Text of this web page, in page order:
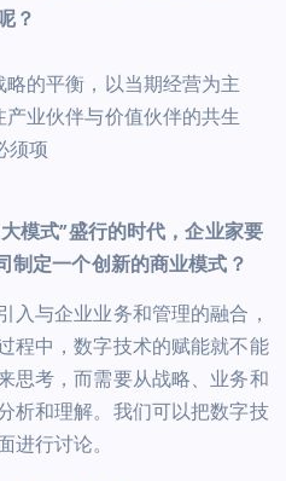
？
略的平衡，以当期经营为主
产业伙伴与价值伙伴的共生
须项
模式”盛行的时代，企业家要
制定一个创新的商业模式？
入与企业业务和管理的融合，
程中，数字技术的赋能就不能
思考，而需要从战略、业务和
析和理解。我们可以把数字技
进行讨论。